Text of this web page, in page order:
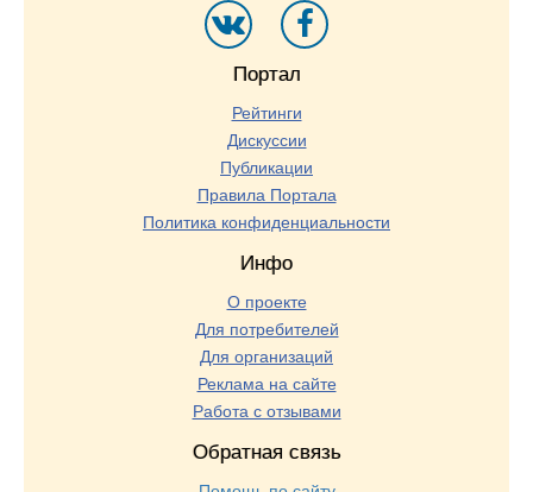
Портал
Рейтинги
Дискуссии
Публикации
Правила Портала
Политика конфиденциальности
Инфо
О проекте
Для потребителей
Для организаций
Реклама на сайте
Работа с отзывами
Обратная связь